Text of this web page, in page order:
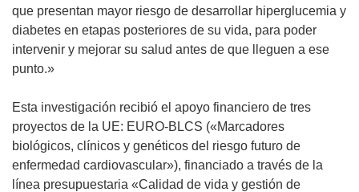
que presentan mayor riesgo de desarrollar hiperglucemia y
diabetes en etapas posteriores de su vida, para poder
intervenir y mejorar su salud antes de que lleguen a ese
punto.»
Esta investigación recibió el apoyo financiero de tres
proyectos de la UE: EURO-BLCS («Marcadores
biológicos, clínicos y genéticos del riesgo futuro de
enfermedad cardiovascular»), financiado a través de la
línea presupuestaria «Calidad de vida y gestión de